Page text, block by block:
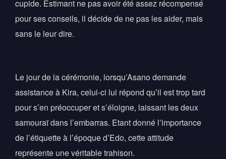
cupide. Estimant ne pas avoir été assez récompensé
pour ses conseils, il décide de ne pas les aider, mais
sans le leur dire.
Le jour de la cérémonie, lorsqu’Asano demande
assistance à Kira, celui-ci lui répond qu’il est trop tard
pour s’en préoccuper et s’éloigne, laissant les deux
samouraï dans l’embarras. Etant donné l’importance
de l’étiquette à l’époque d’Edo, cette attitude
représente une véritable trahison.